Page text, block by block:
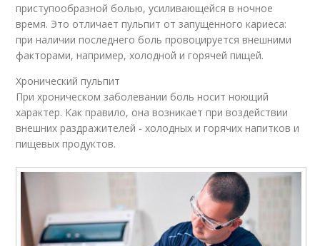
приступообразной болью, усиливающейся в ночное
время. Это отличает пульпит от запущенного кариеса:
при наличии последнего боль провоцируется внешними
факторами, например, холодной и горячей пищей.
Хронический пульпит
При хроническом заболевании боль носит ноющий
характер. Как правило, она возникает при воздействии
внешних раздражителей - холодных и горячих напитков и
пищевых продуктов.